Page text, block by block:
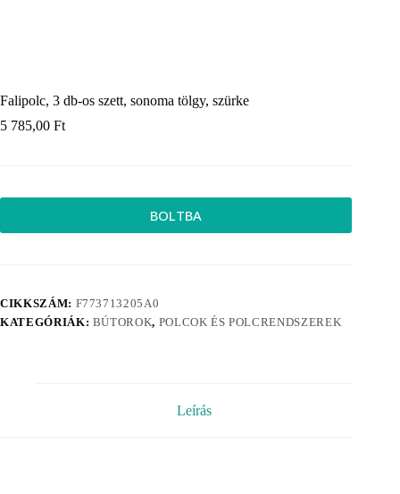
Falipolc, 3 db-os szett, sonoma tölgy, szürke
5 785,00 Ft
BOLTBA
CIKKSZÁM: F773713205A0
KATEGÓRIÁK: BÚTOROK, POLCOK ÉS POLCRENDSZEREK
Leírás